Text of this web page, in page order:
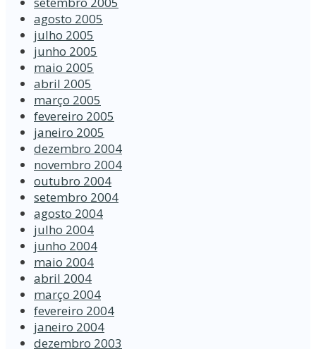
agosto 2005
julho 2005
junho 2005
maio 2005
abril 2005
março 2005
fevereiro 2005
janeiro 2005
dezembro 2004
novembro 2004
outubro 2004
setembro 2004
agosto 2004
julho 2004
junho 2004
maio 2004
abril 2004
março 2004
fevereiro 2004
janeiro 2004
dezembro 2003